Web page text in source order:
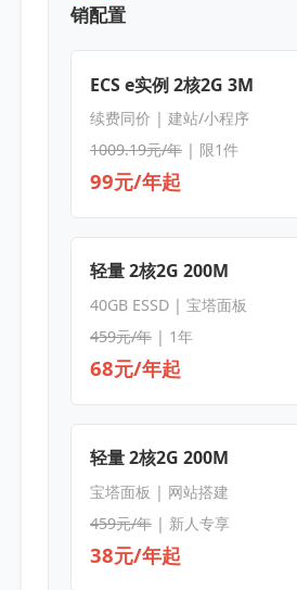
销配置
ECS e实例 2核2G 3M
续费同价 | 建站/小程序
1009.19元/年| 限1件
99元/年起
轻量 2核2G 200M
40GB ESSD | 宝塔面板
459元/年| 1年
68元/年起
轻量 2核2G 200M
宝塔面板 | 网站搭建
459元/年| 新人专享
38元/年起